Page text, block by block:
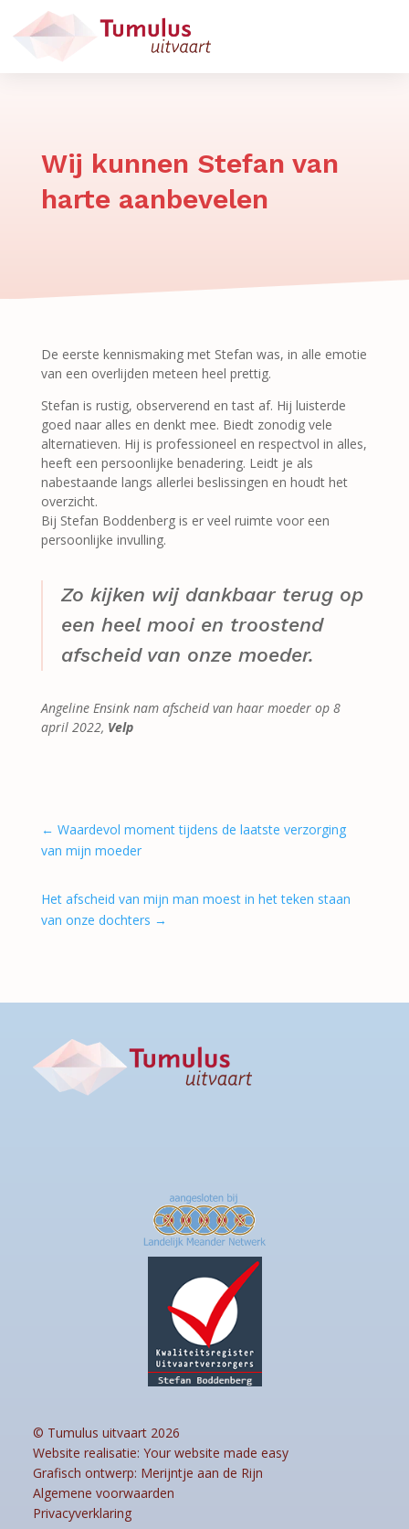
Wij kunnen Stefan van
harte aanbevelen
De eerste kennismaking met Stefan was, in alle emotie
van een overlijden meteen heel prettig.
Stefan is rustig, observerend en tast af. Hij luisterde
goed naar alles en denkt mee. Biedt zonodig vele
alternatieven. Hij is professioneel en respectvol in alles,
heeft een persoonlijke benadering. Leidt je als
nabestaande langs allerlei beslissingen en houdt het
overzicht.
Bij Stefan Boddenberg is er veel ruimte voor een
persoonlijke invulling.
Zo kijken wij dankbaar terug op
een heel mooi en troostend
afscheid van onze moeder.
Angeline Ensink nam afscheid van haar moeder op 8
april 2022, Velp
← Waardevol moment tijdens de laatste verzorging
van mijn moeder
Het afscheid van mijn man moest in het teken staan
van onze dochters →
© Tumulus uitvaart 2026
Website realisatie: Your website made easy
Grafisch ontwerp: Merijntje aan de Rijn
Algemene voorwaarden
Privacyverklaring